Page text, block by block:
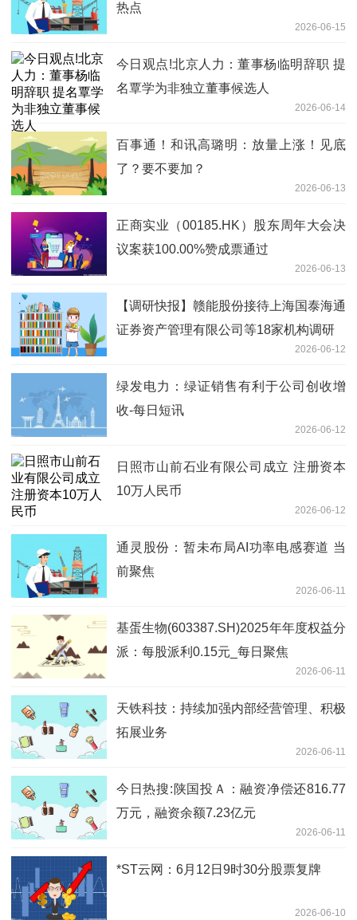
热点
2026-06-15
今日观点!北京人力：董事杨临明辞职 提
名覃学为非独立董事候选人
2026-06-14
百事通！和讯高璐明：放量上涨！见底
了？要不要加？
2026-06-13
正商实业（00185.HK）股东周年大会决
议案获100.00%赞成票通过
2026-06-13
【调研快报】赣能股份接待上海国泰海通
证券资产管理有限公司等18家机构调研
2026-06-12
绿发电力：绿证销售有利于公司创收增
收-每日短讯
2026-06-12
日照市山前石业有限公司成立 注册资本
10万人民币
2026-06-12
通灵股份：暂未布局AI功率电感赛道 当
前聚焦
2026-06-11
基蛋生物(603387.SH)2025年年度权益分
派：每股派利0.15元_每日聚焦
2026-06-11
天铁科技：持续加强内部经营管理、积极
拓展业务
2026-06-11
今日热搜:陕国投Ａ：融资净偿还816.77
万元，融资余额7.23亿元
2026-06-11
*ST云网：6月12日9时30分股票复牌
2026-06-10